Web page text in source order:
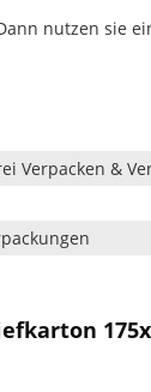
nutzen sie
Verpacken &